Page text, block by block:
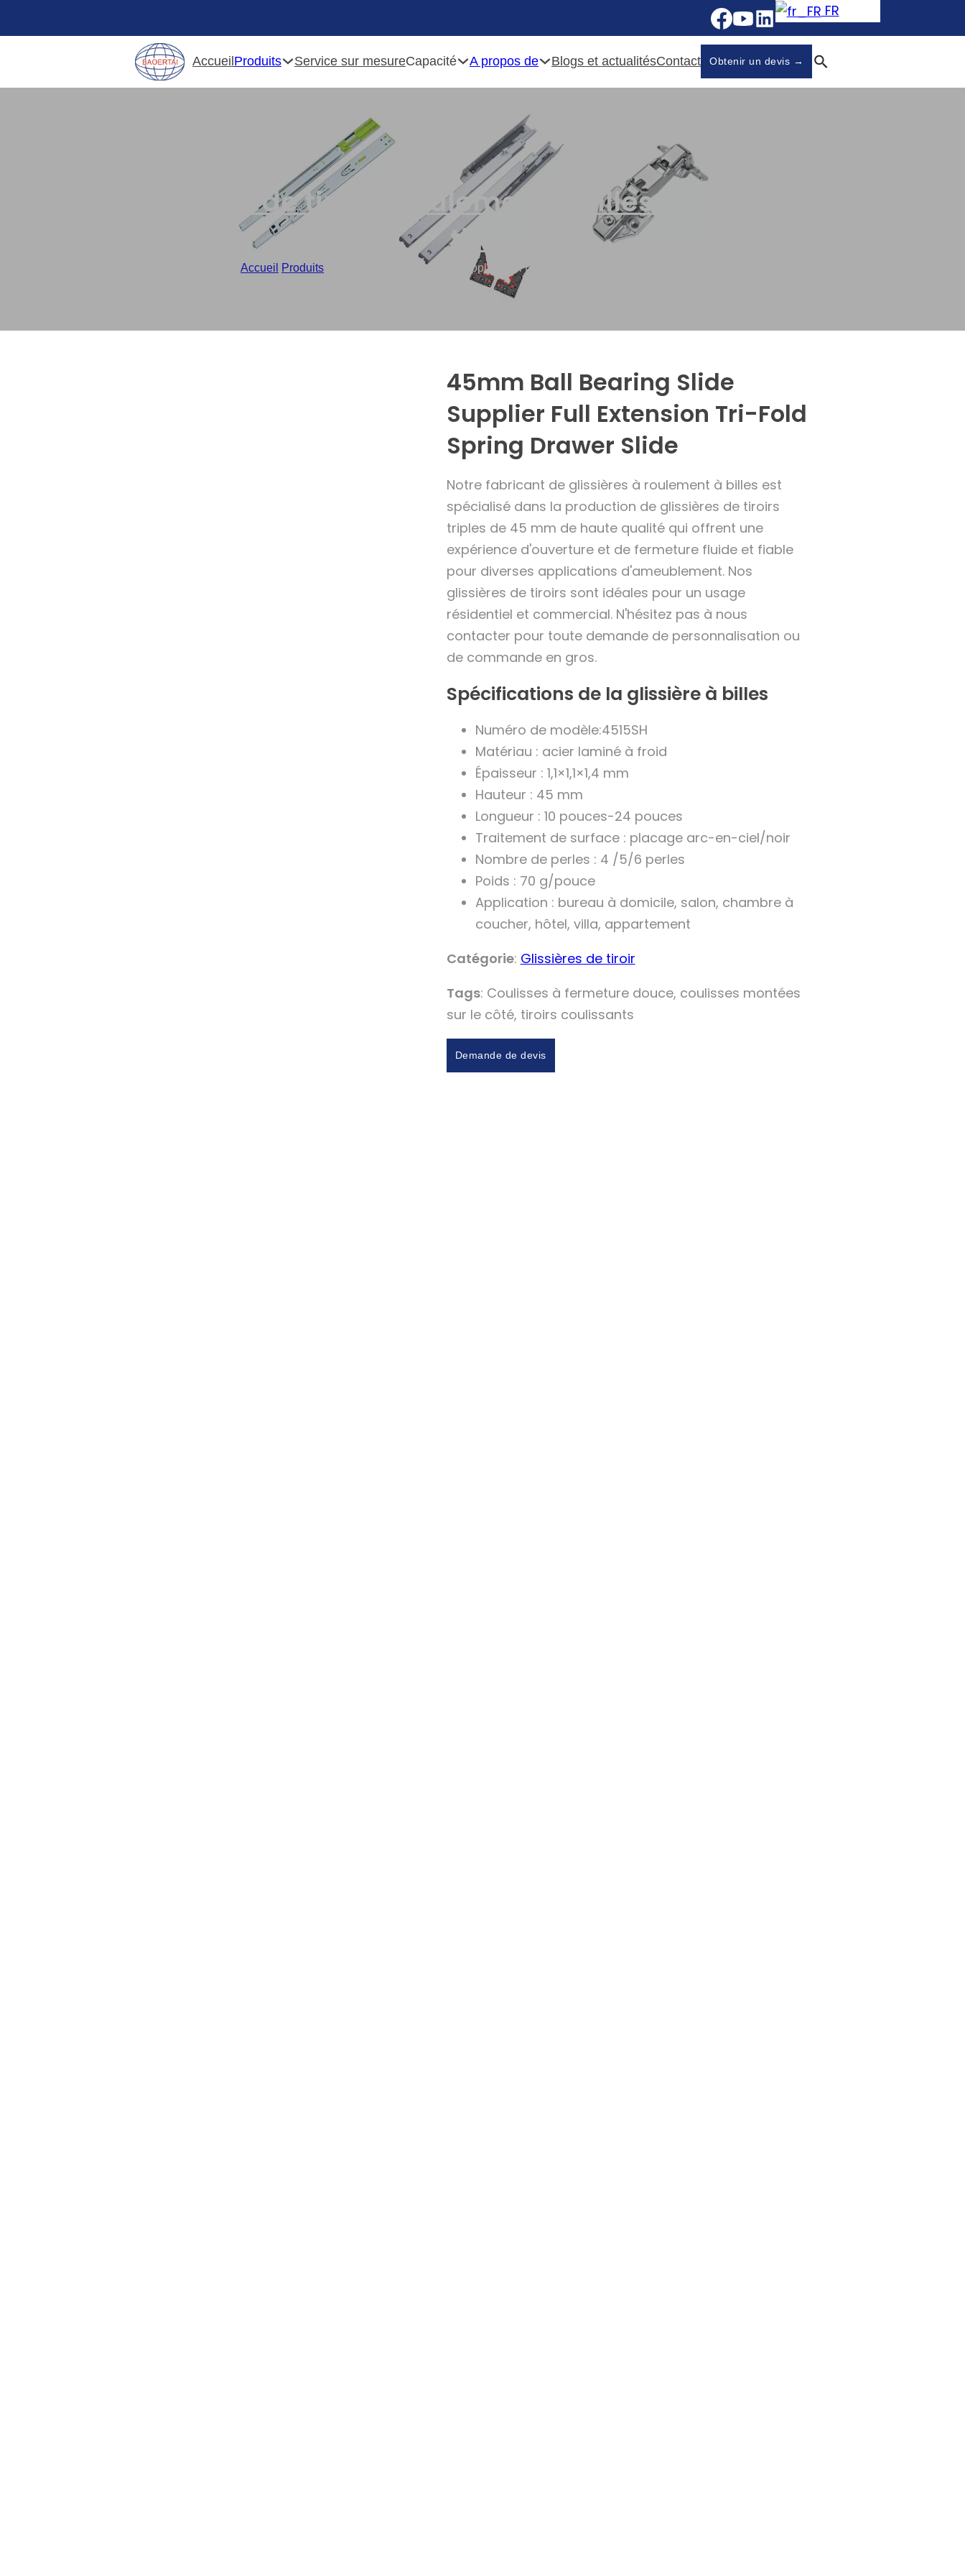
FR
Accueil Produits Service sur mesureCapacité A propos de Blogs et actualitésContact Obtenir un devis →
Glissières de tiroir à roulement à billes,
tiroir
Accueil Produits 45mm Ball Bearing Slide Supplier Full Extension Tri-Fold Spring Drawer Slide
45mm Ball Bearing Slide
Supplier Full Extension Tri-Fold
Spring Drawer Slide
Notre fabricant de glissières à roulement à billes est
spécialisé dans la production de glissières de tiroirs
triples de 45 mm de haute qualité qui offrent une
expérience d'ouverture et de fermeture fluide et fiable
pour diverses applications d'ameublement. Nos
glissières de tiroirs sont idéales pour un usage
résidentiel et commercial. N'hésitez pas à nous
contacter pour toute demande de personnalisation ou
de commande en gros.
Spécifications de la glissière à billes
Numéro de modèle:4515SH
Matériau : acier laminé à froid
Épaisseur : 1,1×1,1×1,4 mm
Hauteur : 45 mm
Longueur : 10 pouces-24 pouces
Traitement de surface : placage arc-en-ciel/noir
Nombre de perles : 4 /5/6 perles
Poids : 70 g/pouce
Application : bureau à domicile, salon, chambre à
coucher, hôtel, villa, appartement
Catégorie: Glissières de tiroir
Tags: Coulisses à fermeture douce, coulisses montées
sur le côté, tiroirs coulissants
Demande de devis